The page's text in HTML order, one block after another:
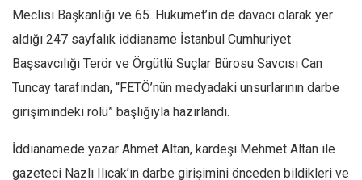
Meclisi Başkanlığı ve 65. Hükümet’in de davacı olarak yer
aldığı 247 sayfalık iddianame İstanbul Cumhuriyet
Başsavcılığı Terör ve Örgütlü Suçlar Bürosu Savcısı Can
Tuncay tarafından, “FETÖ’nün medyadaki unsurlarının darbe
girişimindeki rolü” başlığıyla hazırlandı.
İddianamede yazar Ahmet Altan, kardeşi Mehmet Altan ile
gazeteci Nazlı Ilıcak’ın darbe girişimini önceden bildikleri ve